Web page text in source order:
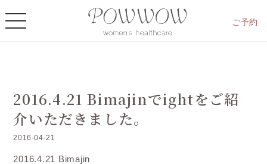
ご予約
2016.4.21 Bimajinでightをご紹
介いただきました。
2016-04-21
2016.4.21 Bimajin